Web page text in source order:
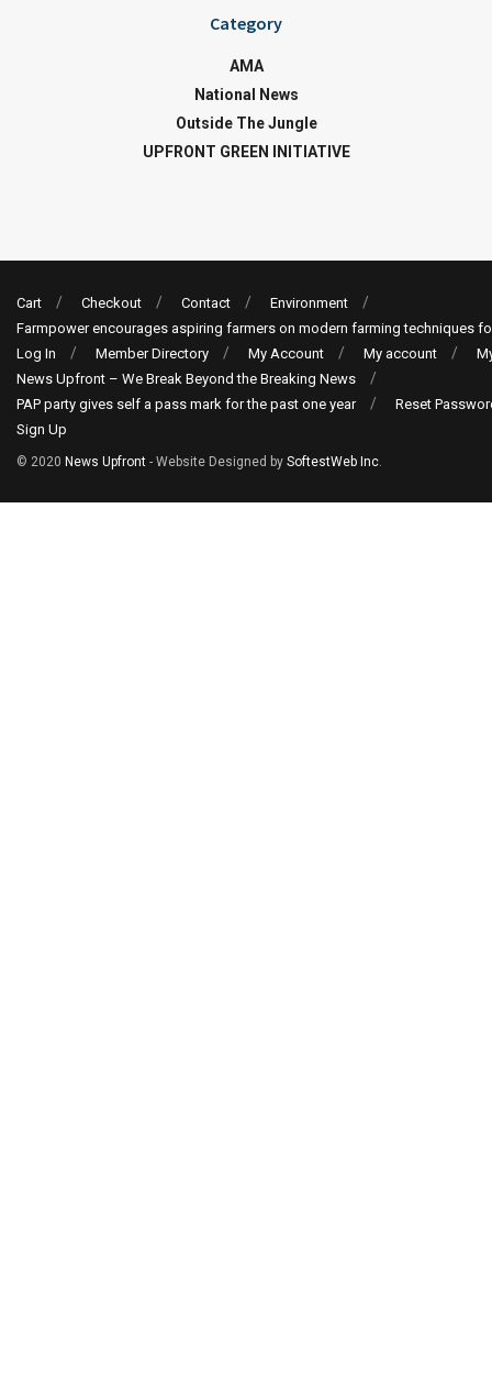
Category
AMA
National News
Outside The Jungle
UPFRONT GREEN INITIATIVE
Cart Checkout Contact
Environment
Farmpower encourages aspiring farmers on modern farming techniques
Log In
Member Directory My Account My account
News Upfront – We Break Beyond the Breaking News
PAP party gives self a pass mark for the past one year
Reset
Sign Up
© 2020 News Upfront - Website Designed by SoftestWeb Inc.